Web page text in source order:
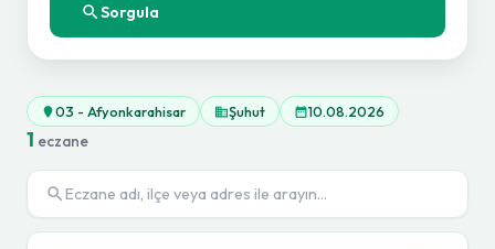
Sorgula
03 - Afyonkarahisar Şuhut 10.08.2026
1 eczane